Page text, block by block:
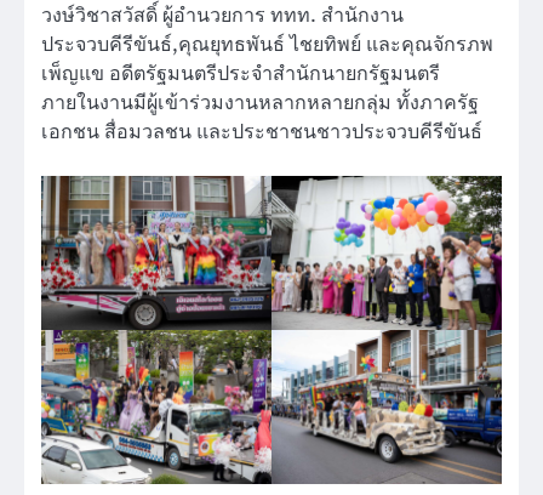
วงษ์วิชาสวัสดิ์ ผู้อำนวยการ ททท. สำนักงาน
ประจวบคีรีขันธ์,คุณยุทธพันธ์ ไชยทิพย์ และคุณจักรภพ
เพ็ญแข อดีตรัฐมนตรีประจำสำนักนายกรัฐมนตรี
ภายในงานมีผู้เข้าร่วมงานหลากหลายกลุ่ม ทั้งภาครัฐ
เอกชน สื่อมวลชน และประชาชนชาวประจวบคีรีขันธ์